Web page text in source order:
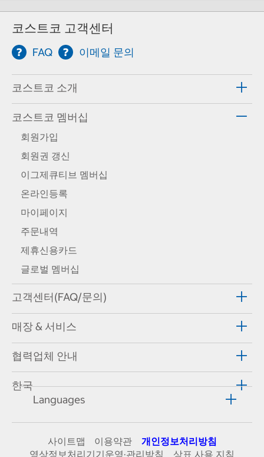
코스트코 고객센터
FAQ 이메일 문의
코스트코 소개
코스트코 멤버십
회원가입
회원권 갱신
이그제큐티브 멤버십
온라인등록
마이페이지
주문내역
제휴신용카드
글로벌 멤버십
고객센터(FAQ/문의)
매장 & 서비스
협력업체 안내
한국
Languages
사이트맵 이용약관
개인정보처리방침
영상정보처리기기운영·관리방침
상표 사용 지침